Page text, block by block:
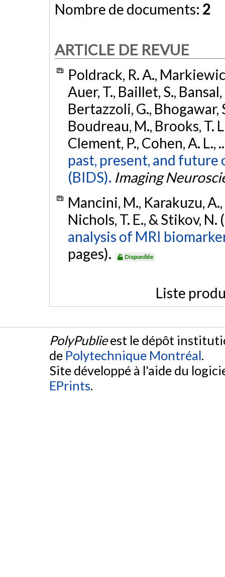
Nombre de documents: 2
ARTICLE DE REVUE
Poldrack, R. A.,
Auer, T., Baillet, S.,
Bertazzoli, G., Bhogawar,
Boudreau, M., Brooks, T.
Clement, P., Cohen, A.
past, present, and
(BIDS). Imaging
Mancini, M., Karakuzu,
Nichols, T. E., & Stikov,
analysis of MRI
pages).
Disponible
Liste
PolyPublieest le dépôt
de Polytechnique Montréal.
Site développé à l'aide du
EPrints.